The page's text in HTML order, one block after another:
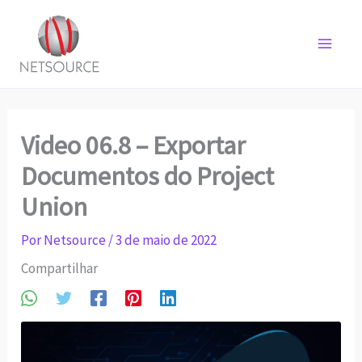
conteúdo
Video 06.8 – Exportar
Documentos do Project
Union
PorNetsource /3 de maio de 2022
Compartilhar